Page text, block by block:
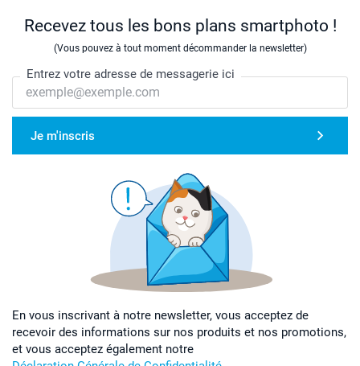
Recevez tous les bons plans smartphoto !
(Vous pouvez à tout moment décommander la newsletter)
Entrez votre adresse de messagerie ici
Je m'inscris
En vous inscrivant à notre newsletter, vous acceptez de
recevoir des informations sur nos produits et nos promotions,
et vous acceptez également notre